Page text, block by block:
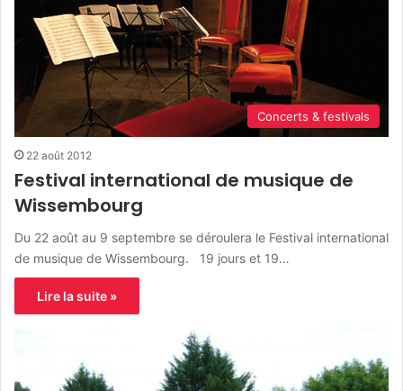
Concerts & festivals
22 août 2012
Festival international de musique de
Wissembourg
Du 22 août au 9 septembre se déroulera le Festival international
de musique de Wissembourg. 19 jours et 19…
Lire la suite »